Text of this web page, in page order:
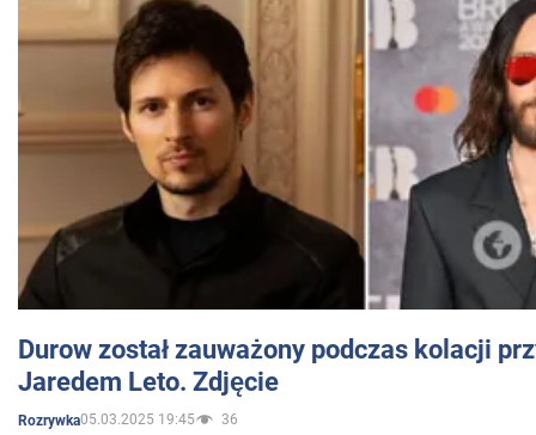
Durow został zauważony podczas kolacji
Jaredem Leto. Zdjęcie
Rozrywka05.03.2025 19:45 36